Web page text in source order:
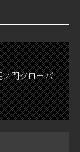
門グローバ